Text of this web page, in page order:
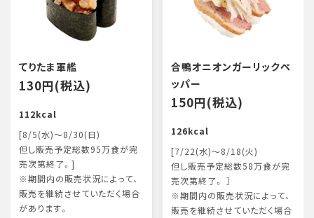
てりたま軍艦
130円(税込)
112kcal
[8/5(水)～8/30(日)
但し販売予定総数95万食が完
売次第終了。]
※期間内の販売状況によって、
販売を継続させていただく場合
があります。
合鴨オニオンガーリックペ
ッパー
150円(税込)
126kcal
[7/22(水)～8/18(火)
但し販売予定総数58万食が完
売次第終了。 ］
※期間内の販売状況によって、
販売を継続させていただく場合